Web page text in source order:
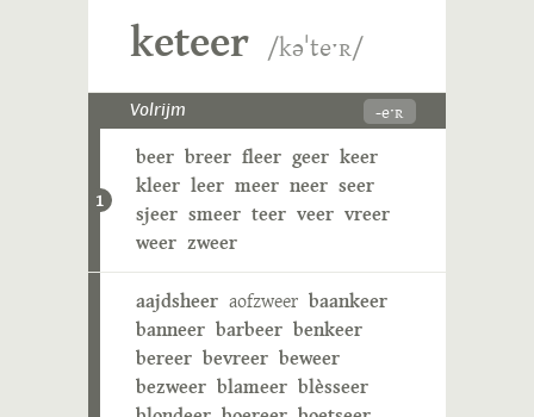
keteer /kəˈteˑʀ/
Volrijm -eˑʀ
1
beer breer fleer geer keer
kleer leer meer neer seer
sjeer smeer teer veer vreer
weer zweer
aajdsheer aofzweer baankeer
banneer barbeer benkeer
bereer bevreer beweer
bezweer blameer blèsseer